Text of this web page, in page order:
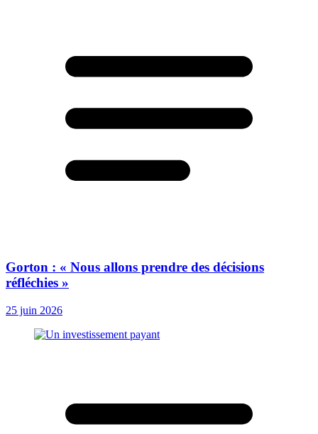
Gorton : « Nous allons prendre des décisions
réfléchies »
25 juin 2026